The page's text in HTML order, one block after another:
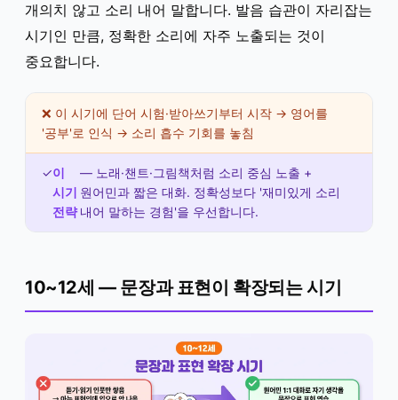
개의치 않고 소리 내어 말합니다. 발음 습관이 자리잡는
시기인 만큼, 정확한 소리에 자주 노출되는 것이
중요합니다.
❌ 이 시기에 단어 시험·받아쓰기부터 시작 → 영어를
'공부'로 인식 → 소리 흡수 기회를 놓침
✓이
시기
전략
— 노래·챈트·그림책처럼 소리 중심 노출 +
원어민과 짧은 대화. 정확성보다 '재미있게 소리
내어 말하는 경험'을 우선합니다.
10~12세 — 문장과 표현이 확장되는 시기